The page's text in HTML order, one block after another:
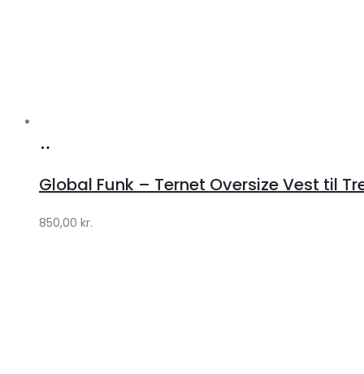
Lykke
by
Global Funk – Ternet Oversize Vest til
850,00 kr.